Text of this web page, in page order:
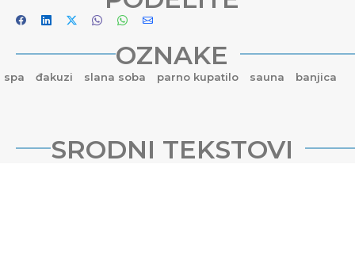
OZNAKE
spa đakuzi slana soba parno kupatilo sauna banjica
SRODNI TEKSTOVI